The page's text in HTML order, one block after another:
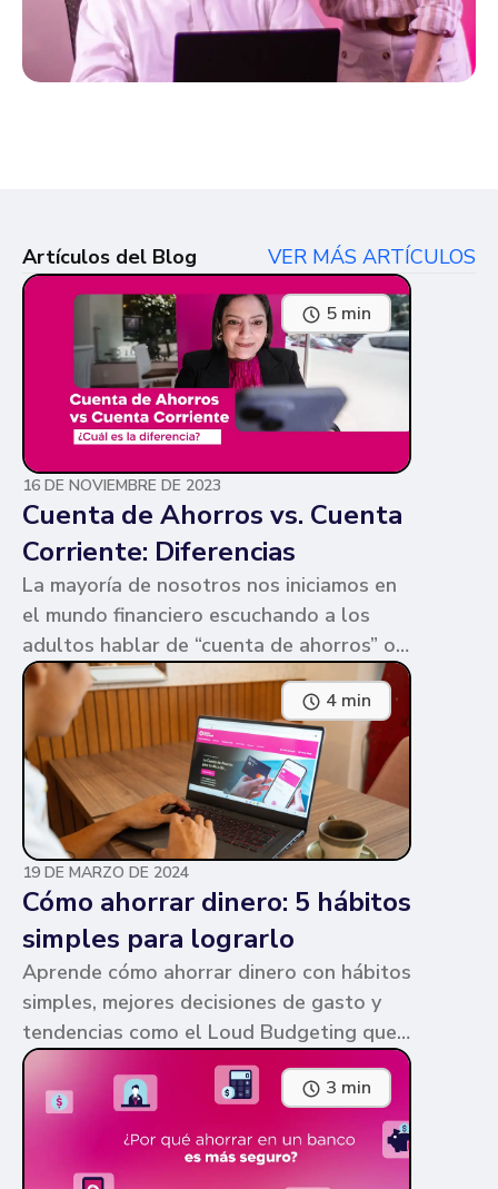
Artículos del Blog VER MÁS ARTÍCULOS
5 min
16 DE NOVIEMBRE DE 2023
Cuenta de Ahorros vs. Cuenta
Corriente: Diferencias
La mayoría de nosotros nos iniciamos en
el mundo financiero escuchando a los
adultos hablar de “cuenta de ahorros” o
“cuenta corriente”. Ambas cuentas
parecen similares y puede ser confuso,
pero te contamos en qué consiste cada
una y sus diferencias.
4 min
19 DE MARZO DE 2024
Cómo ahorrar dinero: 5 hábitos
simples para lograrlo
Aprende cómo ahorrar dinero con hábitos
simples, mejores decisiones de gasto y
tendencias como el Loud Budgeting que
pueden ayudarte a cumplir tus metas.
3 min